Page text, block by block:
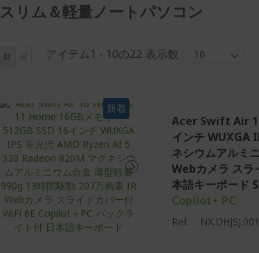
スリム＆軽量ノートパソコン
と
表
示
リ
ス
グ アイテム1 - 10の22 表示数
新着
Acer Swift Air
インチ WUXGA
ネシウムアルミ
Webカメラ スラ
本語キーボード
Copilot+ PC
Ref. NX.DHJSJ.001